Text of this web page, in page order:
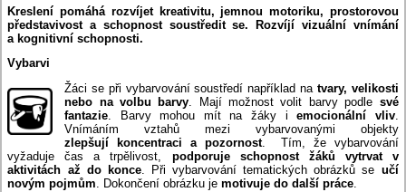
Kreslení pomáhá rozvíjet kreativitu, jemnou motoriku, prostorovou
představivost a schopnost soustředit se. Rozvíjí vizuální vnímání
a kognitivní schopnosti.
Vybarvi
Žáci se při vybarvování soustředí například na tvary, velikosti
nebo na volbu barvy. Mají možnost volit barvy podle své
fantazie. Barvy mohou mít na žáky iemocionální vliv.
Vnímáním vztahů mezi vybarvovanými objekty
zlepšují koncentraci a pozornost. Tím, že vybarvování
vyžaduje čas a trpělivost, podporuje schopnost žáků vytrvat v
aktivitách až do konce. Při vybarvování tematických obrázků se učí
novým pojmům. Dokončení obrázku jemotivuje do další práce.